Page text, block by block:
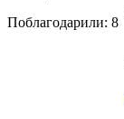
Поблагодарили: 8